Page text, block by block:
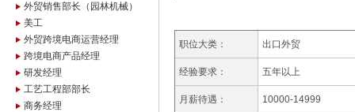
外贸销售部长（园林机械）
美工
外贸跨境电商运营经理
跨境电商产品经理
研发经理
工艺工程部部长
商务经理
职位大类： 出口外贸
经验要求： 五年以上
月薪待遇： 10000-14999